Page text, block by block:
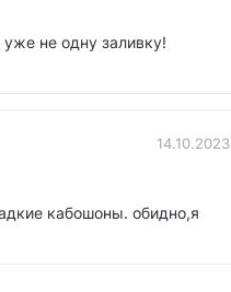
не одну заливку!
14.10.2023
кабошоны. обидно,я